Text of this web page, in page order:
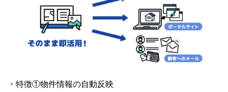
・特徴①物件情報の自動反映